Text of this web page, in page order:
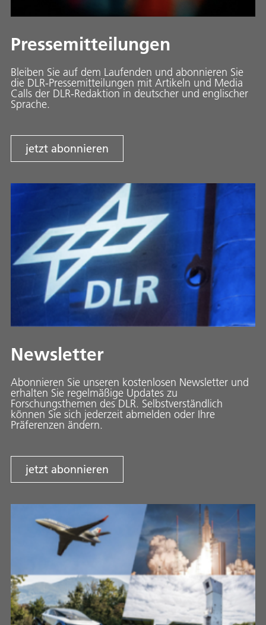
Pressemitteilungen
Bleiben Sie auf dem Laufenden und abonnieren Sie
die DLR-Pressemitteilungen mit Artikeln und Media
Calls der DLR-Redaktion in deutscher und englischer
Sprache.
jetzt abonnieren
Newsletter
Abonnieren Sie unseren kostenlosen Newsletter und
erhalten Sie regelmäßige Updates zu
Forschungsthemen des DLR. Selbstverständlich
können Sie sich jederzeit abmelden oder Ihre
Präferenzen ändern.
jetzt abonnieren